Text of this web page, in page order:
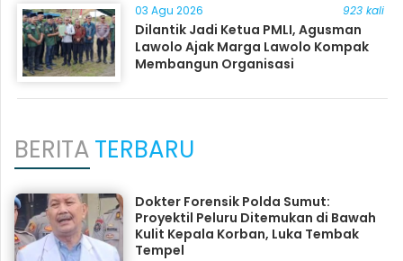
03 Agu 2026 923 kali
Dilantik Jadi Ketua PMLI, Agusman
Lawolo Ajak Marga Lawolo Kompak
Membangun Organisasi
BERITATERBARU
Dokter Forensik Polda Sumut:
Proyektil Peluru Ditemukan di Bawah
Kulit Kepala Korban, Luka Tembak
Tempel